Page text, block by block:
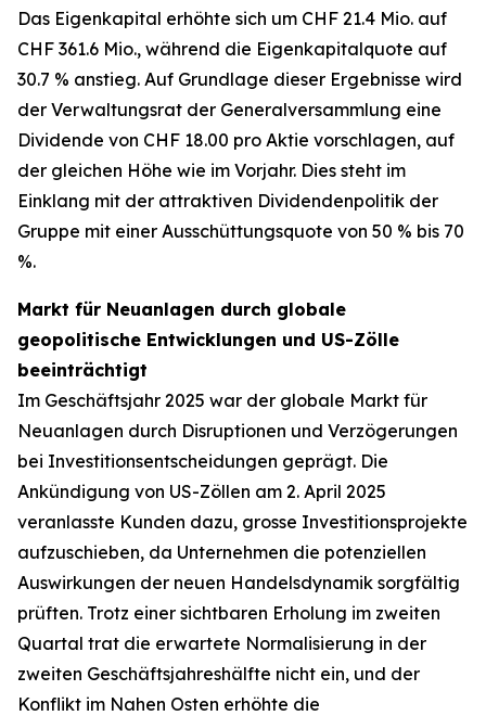
Das Eigenkapital erhöhte sich um CHF 21.4 Mio. auf
CHF 361.6 Mio., während die Eigenkapitalquote auf
30.7 % anstieg. Auf Grundlage dieser Ergebnisse wird
der Verwaltungsrat der Generalversammlung eine
Dividende von CHF 18.00 pro Aktie vorschlagen, auf
der gleichen Höhe wie im Vorjahr. Dies steht im
Einklang mit der attraktiven Dividendenpolitik der
Gruppe mit einer Ausschüttungsquote von 50 % bis 70
%.
Markt für Neuanlagen durch globale
geopolitische Entwicklungen und US-Zölle
beeinträchtigt
Im Geschäftsjahr 2025 war der globale Markt für
Neuanlagen durch Disruptionen und Verzögerungen
bei Investitionsentscheidungen geprägt. Die
Ankündigung von US-Zöllen am 2. April 2025
veranlasste Kunden dazu, grosse Investitionsprojekte
aufzuschieben, da Unternehmen die potenziellen
Auswirkungen der neuen Handelsdynamik sorgfältig
prüften. Trotz einer sichtbaren Erholung im zweiten
Quartal trat die erwartete Normalisierung in der
zweiten Geschäftsjahreshälfte nicht ein, und der
Konflikt im Nahen Osten erhöhte die